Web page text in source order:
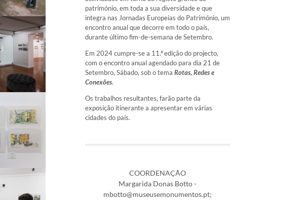
património, em toda a sua diversidade e que
integra nas Jornadas Europeias do Património, um
encontro anual que decorre em todo o país,
durante último fim-de-semana de Setembro.
Em 2024 cumpre-se a 11.ª edição do projecto,
com o encontro anual agendado para dia 21 de
Setembro, Sábado, sob o tema Rotas, Redes e
Conexões.
Os trabalhos resultantes, farão parte da
exposição itinerante a apresentar em várias
cidades do país.
COORDENAÇÃO
Margarida Donas Botto -
mbotto@museusemonumentos.pt;